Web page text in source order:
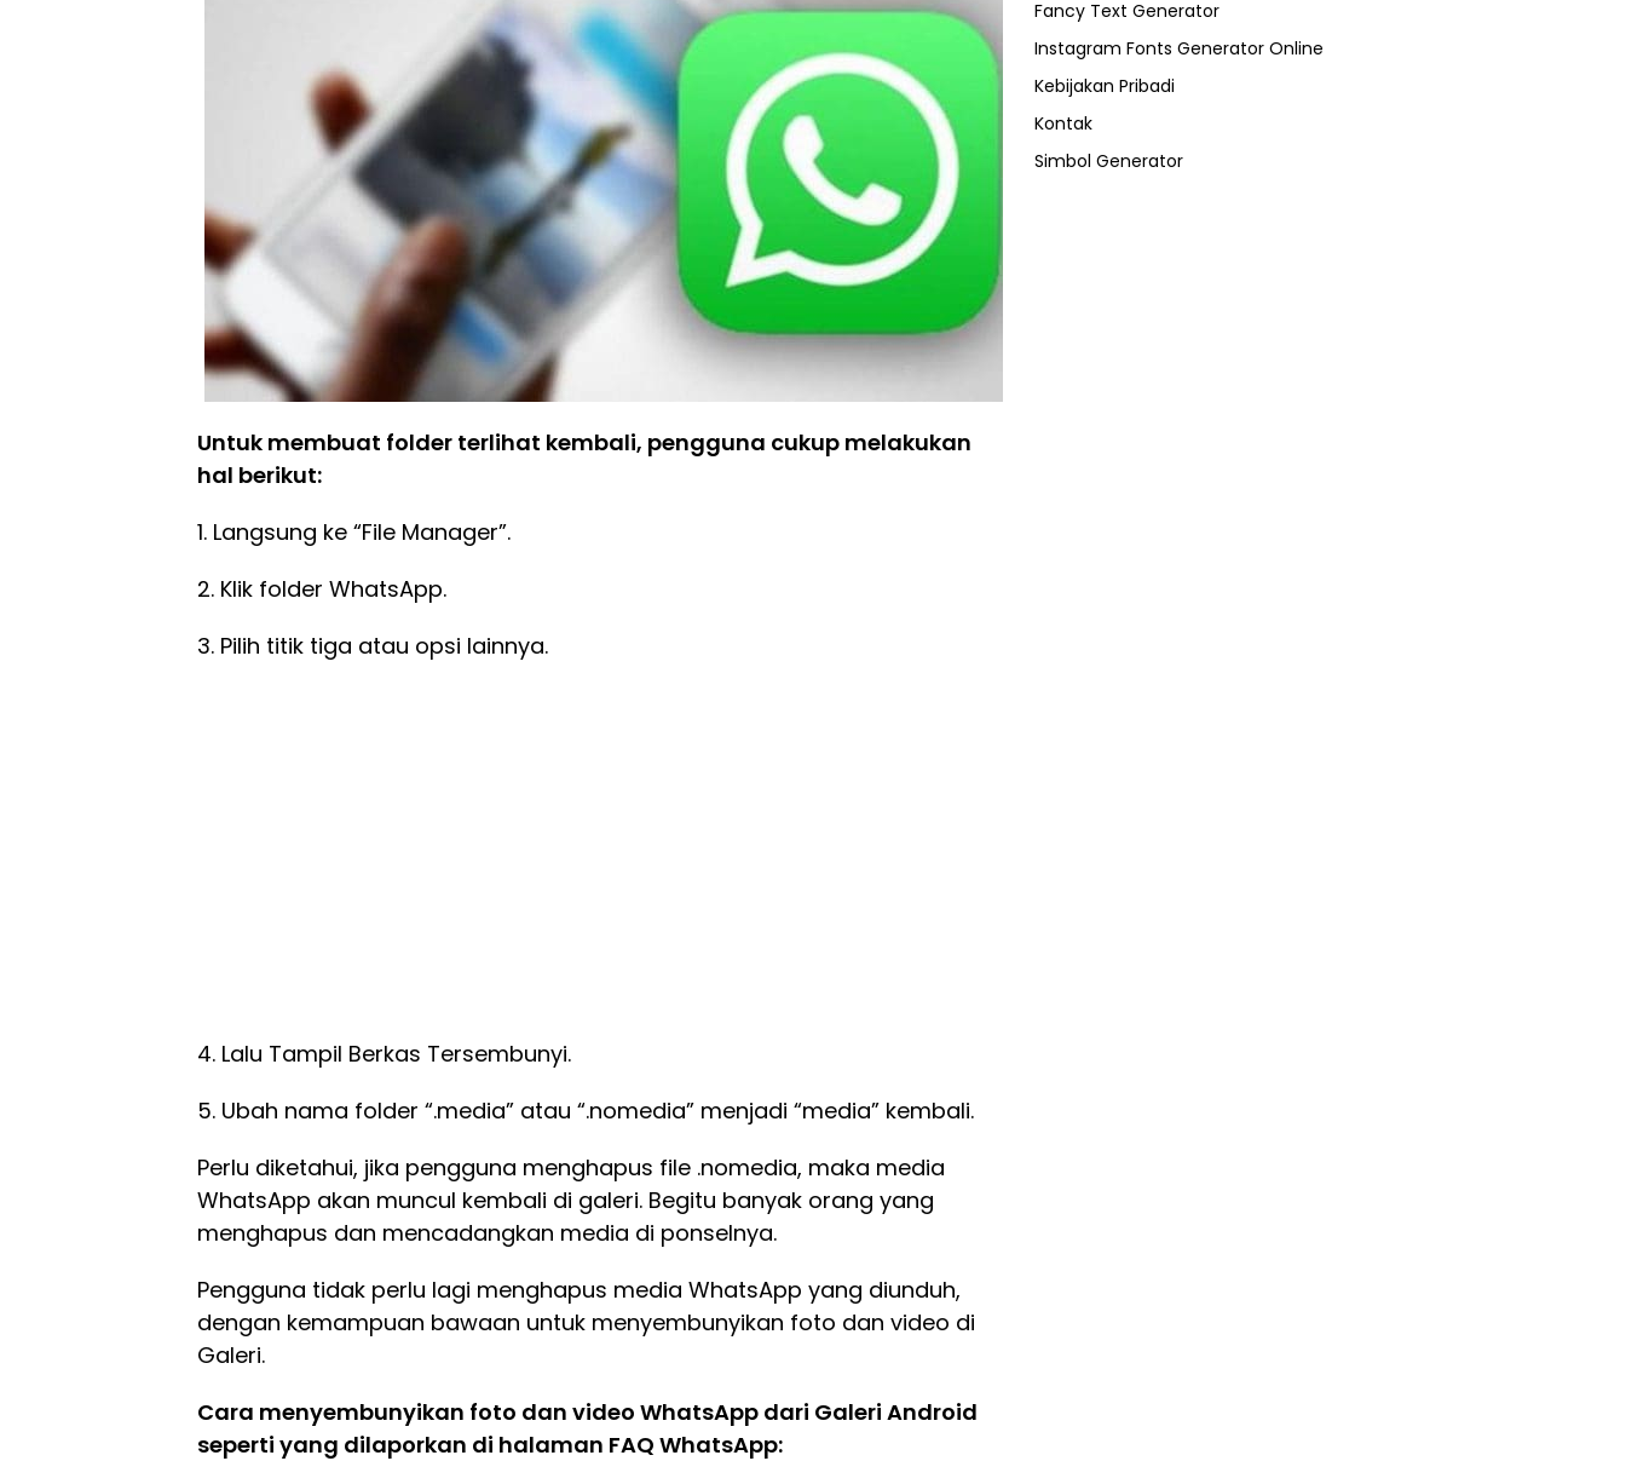
Untuk membuat folder terlihat kembali, pengguna cukup melakukan
hal berikut:
1. Langsung ke “File Manager”.
2. Klik folder WhatsApp.
3. Pilih titik tiga atau opsi lainnya.
4. Lalu Tampil Berkas Tersembunyi.
5. Ubah nama folder “.media” atau “.nomedia” menjadi “media” kembali.
Perlu diketahui, jika pengguna menghapus file .nomedia, maka media
WhatsApp akan muncul kembali di galeri. Begitu banyak orang yang
menghapus dan mencadangkan media di ponselnya.
Pengguna tidak perlu lagi menghapus media WhatsApp yang diunduh,
dengan kemampuan bawaan untuk menyembunyikan foto dan video di
Galeri.
Cara menyembunyikan foto dan video WhatsApp dari Galeri Android
seperti yang dilaporkan di halaman FAQ WhatsApp:
Fancy Text Generator
Instagram Fonts Generator Online
Kebijakan Pribadi
Kontak
Simbol Generator